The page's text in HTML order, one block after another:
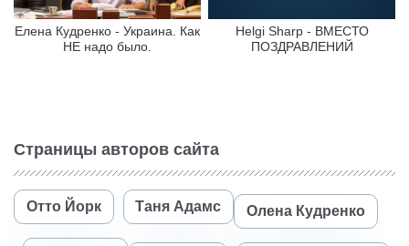
Елена Кудренко - Украина. Как
НЕ надо было.
Helgi Sharp - ВМЕСТО
ПОЗДРАВЛЕНИЙ
Страницы авторов сайта
Отто Йорк Таня Адамс Олена Кудренко